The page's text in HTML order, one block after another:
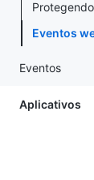
Eventos
Eventos
Aplicativos